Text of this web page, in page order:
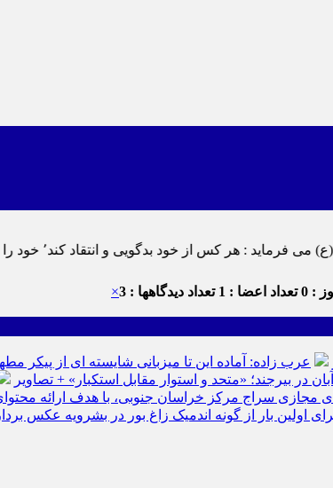
انتقاد کند٬ خود را اصلاح کرده و هر کس خودستایی نماید٬ پس به تحقیق خویش را تباه نموده است.
: 0 تعداد اعضا : 1 تعداد دیدگاهها : 3 ×
عرب زاده: آماده این تا میزبانی شایسته ای از پیکر
سراج مرکز خراسان جنوبی، با هدف ارائه محتوای
اولین بار از گونه اندمیک زاغ بور در بشرویه عکس